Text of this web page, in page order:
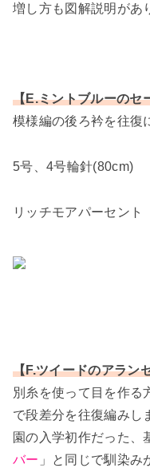
増し方も図解説明があ
【E.ミントブルーのセ
模様編の後ろ衿を往復
5号、4号輪針(80cm)
リッチモアパーセン
【F.ツイードのアラン
別糸を使って目を作る
で段差分を往復編みし
園の入学初作だった、
バー 」と同じで馴染